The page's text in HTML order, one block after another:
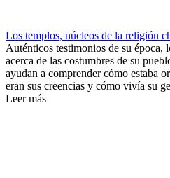
Los templos, núcleos de la religión
Auténticos testimonios de su época,
acerca de las costumbres de su
ayudan a comprender cómo estaba
eran sus creencias y cómo vivía su
Leer más